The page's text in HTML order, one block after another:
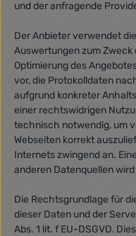
und der anfragende
Der Anbieter verwendet
Auswertungen zum
Optimierung des
vor, die Protokolldaten
aufgrund konkreter
einer rechtswidrigen
technisch notwendig, um
Webseiten korrekt
Internets zwingend an.
anderen Datenquellen
Die Rechtsgrundlage für
dieser Daten und der
Abs. 1 lit. f EU-DSGVO.